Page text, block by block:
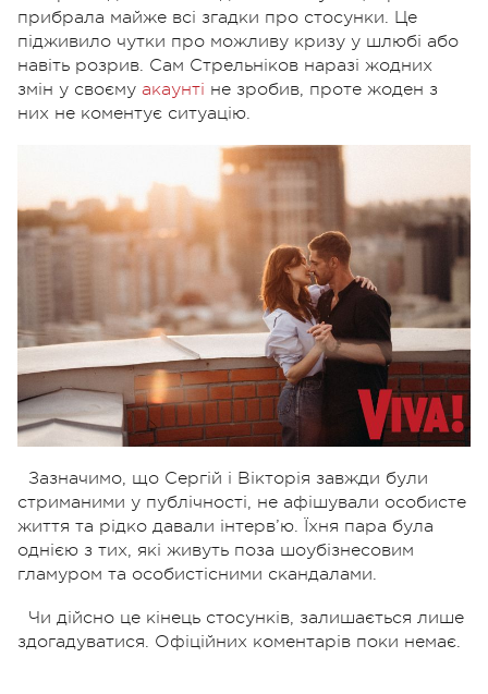
прибрала майже всі згадки про стосунки. Це
підживило чутки про можливу кризу у шлюбі або
навіть розрив. Сам Стрельніков наразі жодних
змін у своєму акаунті не зробив, проте жоден з
них не коментує ситуацію.
Зазначимо, що Сергій і Вікторія завжди були
стриманими у публічності, не афішували особисте
життя та рідко давали інтерв’ю. Їхня пара була
однією з тих, які живуть поза шоубізнесовим
гламуром та особистісними скандалами.
Чи дійсно це кінець стосунків, залишається лише
здогадуватися. Офіційних коментарів поки немає.